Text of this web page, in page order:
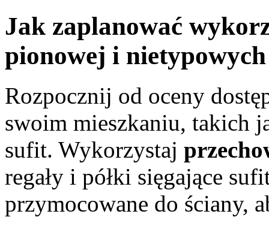
Jak zaplanować
pionowej i
Rozpocznij od oceny
swoim mieszkaniu, takich
sufit. Wykorzystaj
regały i półki sięgające
przymocowane do ściany,